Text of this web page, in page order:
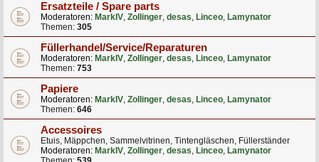
Ersatzteile / Spare parts
Moderatoren: MarkIV, Zollinger, desas, Linceo, Lamynator
Themen: 305
Füllerhandel/Service/Reparaturen
Moderatoren: MarkIV, Zollinger, desas, Linceo, Lamynator
Themen: 753
Papiere
Moderatoren: MarkIV, Zollinger, desas, Linceo, Lamynator
Themen: 646
Accessoires
Etuis, Mäppchen, Sammelvitrinen, Tintengläschen, Füllerständer
Moderatoren: MarkIV, Zollinger, desas, Linceo, Lamynator